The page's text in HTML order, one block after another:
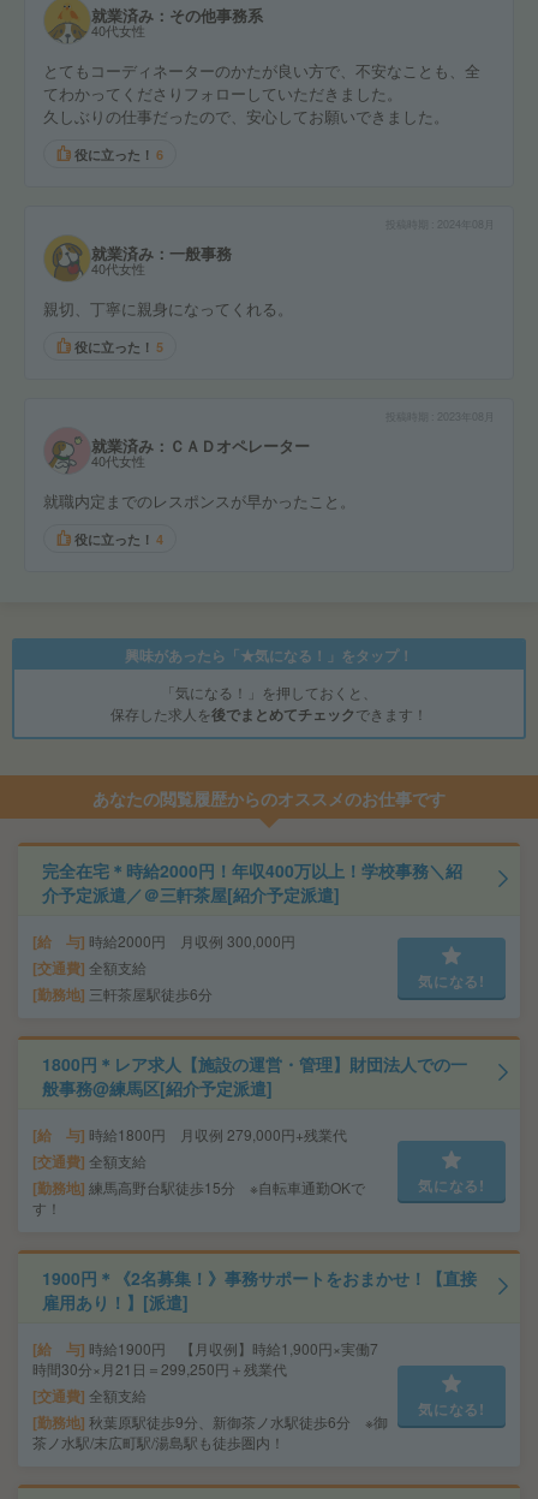
就業済み：その他事務系
40代女性
とてもコーディネーターのかたが良い方で、不安なことも、全
てわかってくださりフォローしていただきました。
久しぶりの仕事だったので、安心してお願いできました。
役に立った！ 6
2024年08月
就業済み：一般事務
40代女性
親切、丁寧に親身になってくれる。
役に立った！ 5
就業済み：ＣＡＤオペレーター
40代女性
就職内定までのレスポンスが早かったこと。
役に立った！ 4
興味があったら「★気になる！」をタップ！
「気になる！」を押しておくと、
保存した求人を後でまとめてチェックできます！
あなたの閲覧履歴からのオススメのお仕事です
完全在宅＊時給2000円！年収400万以上！学校事務＼紹
介予定派遣／＠三軒茶屋[紹介予定派遣]
給 与 時給2000円 月収例 300,000円
交通費 全額支給
勤務地 三軒茶屋駅徒歩6分
気になる!
1800円＊レア求人【施設の運営・管理】財団法人での一
般事務@練馬区[紹介予定派遣]
給 与 時給1800円 月収例 279,000円+残業代
交通費 全額支給
勤務地 練馬高野台駅徒歩15分 ※自転車通勤OKで
す！
気になる!
1900円＊《2名募集！》事務サポートをおまかせ！【直接
雇用あり！】[派遣]
給 与 時給1900円 【月収例】時給1,900円×実働7
時間30分×月21日＝299,250円＋残業代
交通費 全額支給
勤務地 秋葉原駅徒歩9分、新御茶ノ水駅徒歩6分 ※御
茶ノ水駅/末広町駅/湯島駅も徒歩圏内！
気になる!